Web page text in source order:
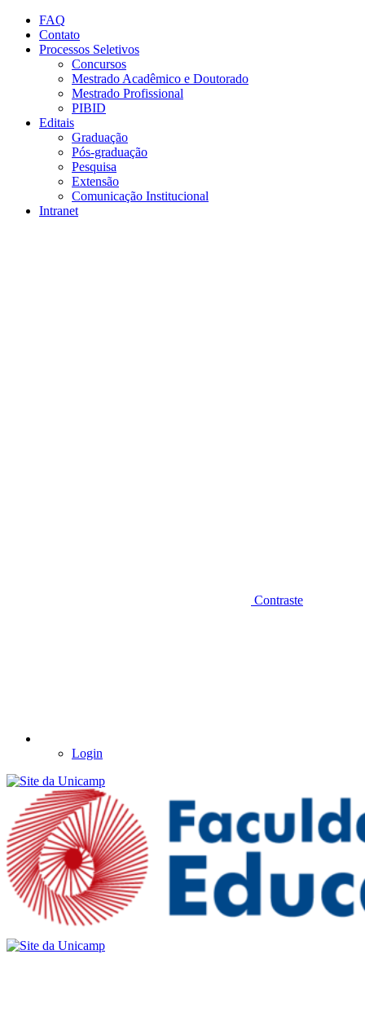
Conteúdo principal
FAQ
Contato
Processos Seletivos
Concursos
Mestrado Acadêmico e Doutorado
Mestrado Profissional
PIBID
Editais
Graduação
Pós-graduação
Pesquisa
Extensão
Comunicação Institucional
Intranet
Contraste
Login